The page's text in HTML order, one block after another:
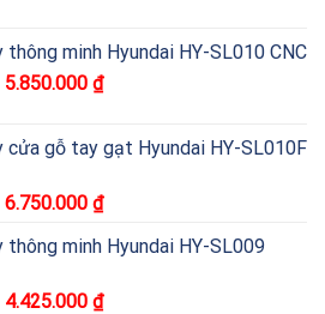
thông minh Hyundai HY-SL010 CNC
5.850.000 ₫
cửa gỗ tay gạt Hyundai HY-SL010F
6.750.000 ₫
thông minh Hyundai HY-SL009
4.425.000 ₫